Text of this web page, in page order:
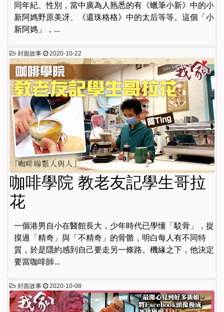
同年紀、性別，當中廣為人熟悉的有《蠟筆小新》中的小
新阿媽野原美冴、《還珠格格》中的太后等等。這個「小
新阿媽」，...
封面故事 2020-10-22
咖啡學院 教老友記學生哥拉
花
一個港男自小在醫館長大，少年時代已學懂「駁骨」，捉
摸過「精奇」與「不精奇」的骨骼，明白每人有不同特
質，於是隱約感到自己要走另一條路。機緣之下，他決定
要當咖啡師...
封面故事 2020-10-08